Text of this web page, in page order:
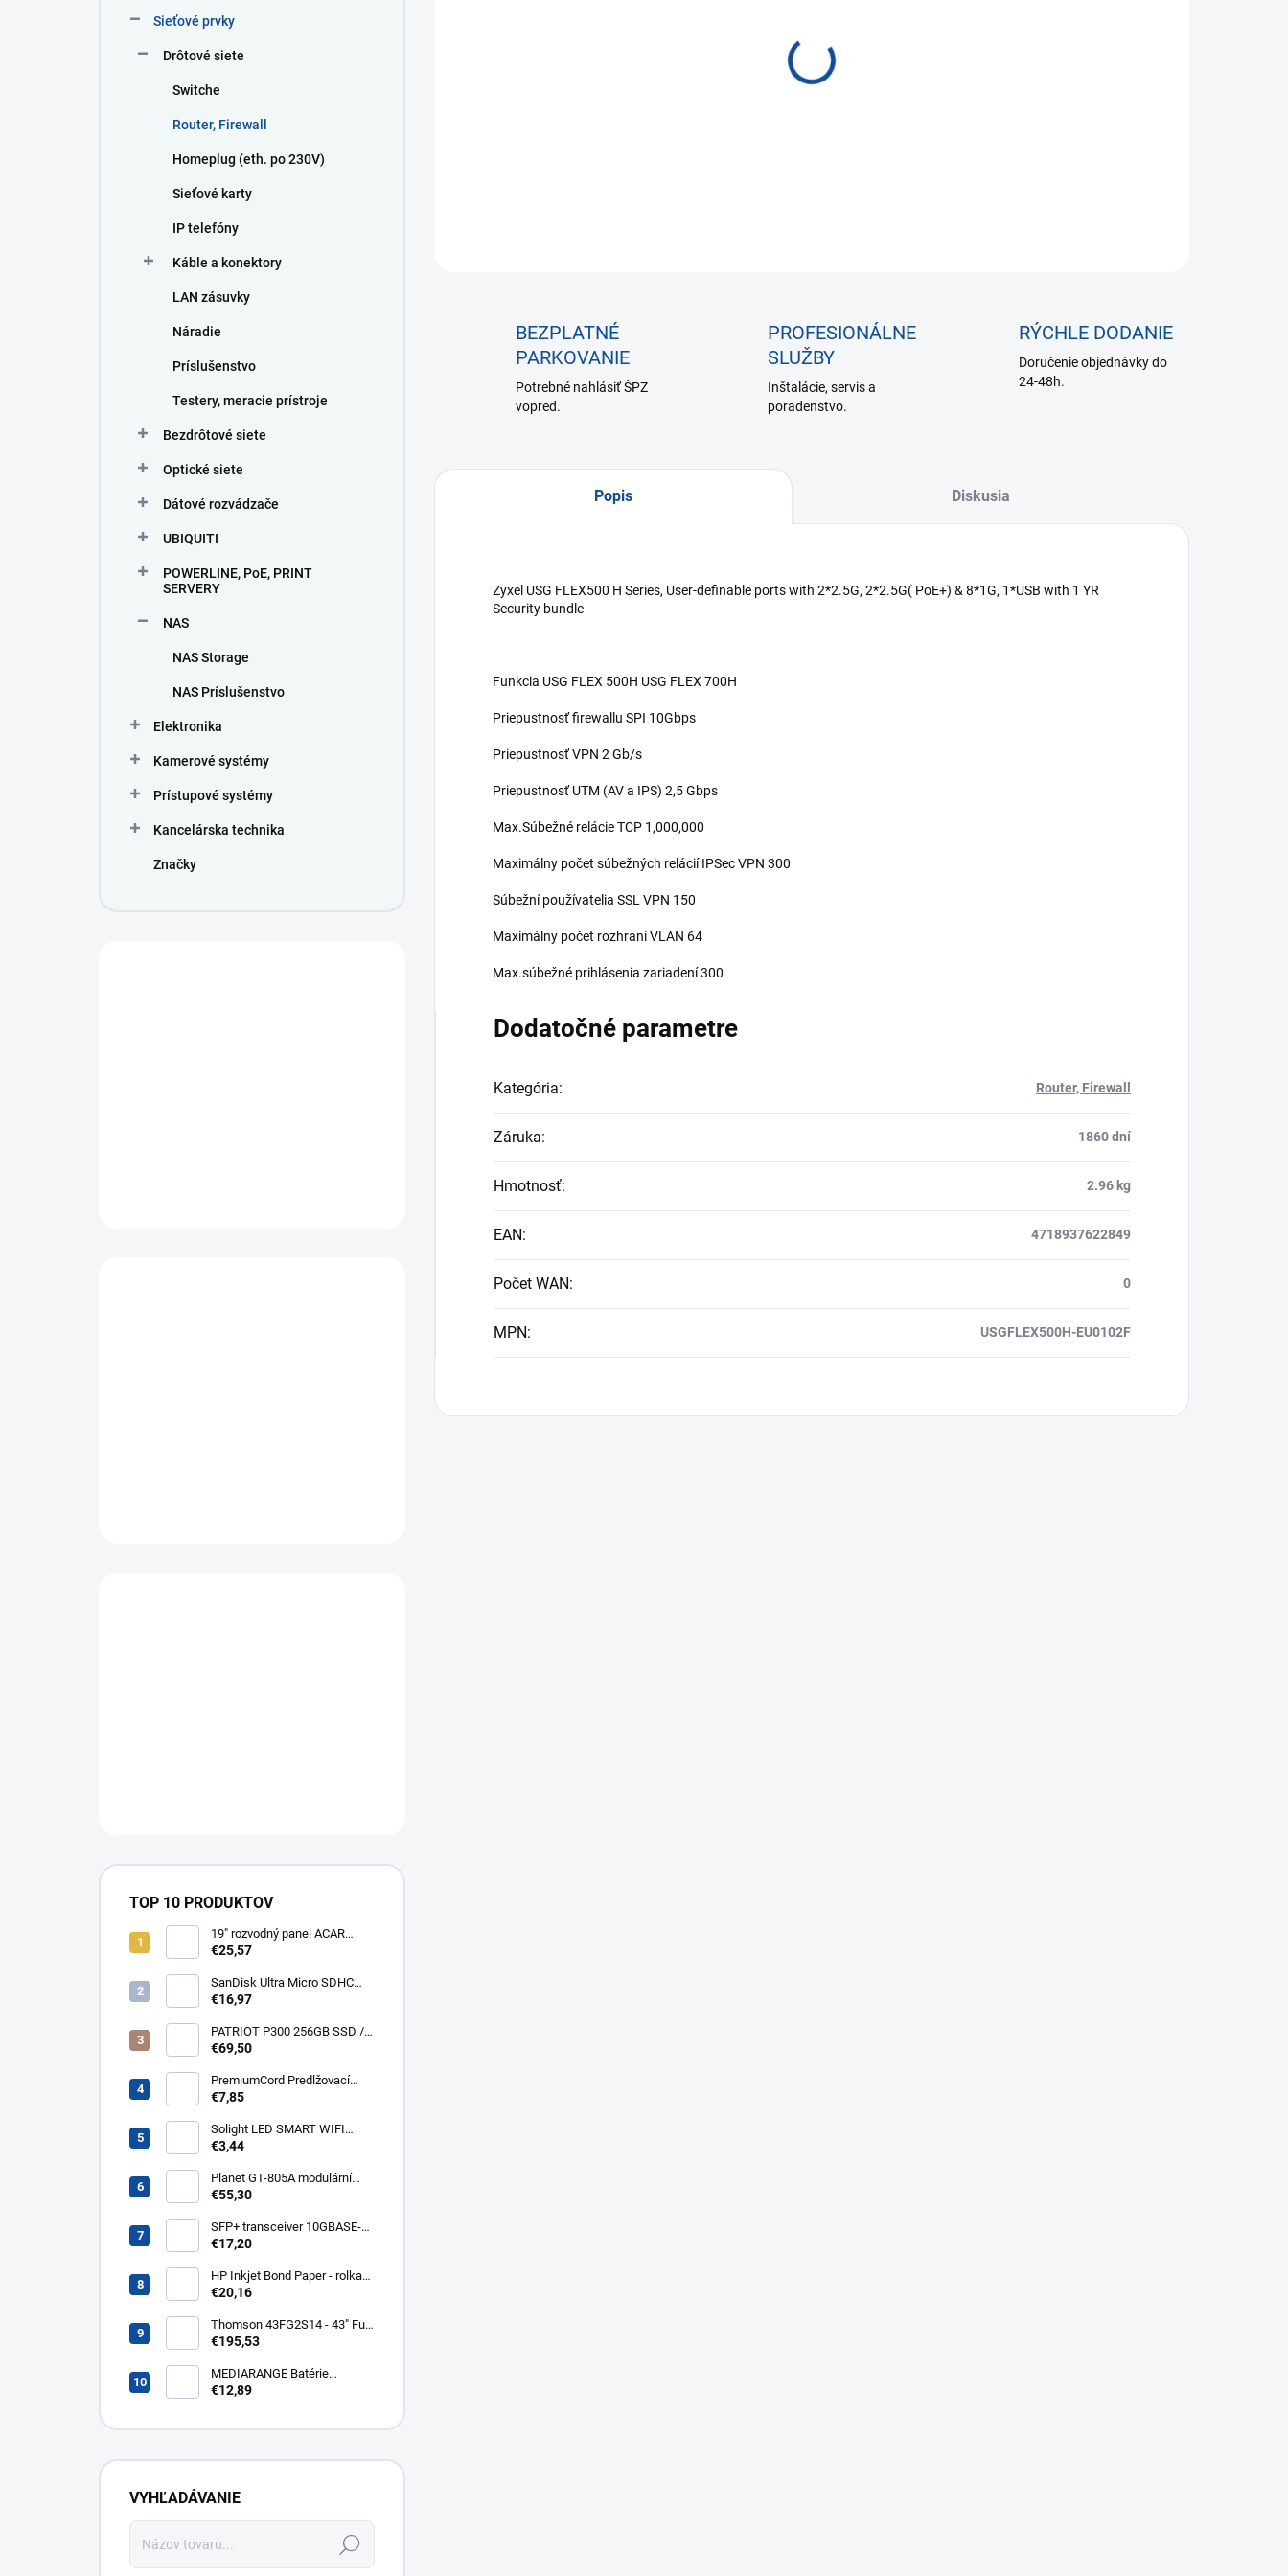
Sieťové prvky
Drôtové siete
Switche
Router, Firewall
Homeplug (eth. po 230V)
Sieťové karty
IP telefóny
Káble a konektory
LAN zásuvky
Náradie
Príslušenstvo
Testery, meracie prístroje
Bezdrôtové siete
Optické siete
Dátové rozvádzače
UBIQUITI
POWERLINE, PoE, PRINT
SERVERY
NAS
NAS Storage
NAS Príslušenstvo
Elektronika
Kamerové systémy
Prístupové systémy
Kancelárska technika
Značky
TOP 10 PRODUKTOV
19" rozvodný panel ACAR
8x230V, vypínač, indikátor
kabel 3m Acar S8 FA
€25,57
SanDisk Ultra Micro SDHC
32GB 120MB/s A1+ada
€16,97
PATRIOT P300 256GB SSD /
Interní / M.2 PCIe Gen3 x4
P300P256GM28
€69,50
PremiumCord Predlžovací
kábel - sieť 230V, IEC 320 C13
€7,85
Solight LED SMART WIFI
žiarovka, GU10, 5W, RGB,
€3,44
Planet GT-805A modulární
konvertor Gigabit
805A
€55,30
SFP+ transceiver 10GBASE-
SR/SW, multirate, MM, OM3-
850nm VCSEL, LC dup., DMI ,
DELL komp.. SFP-PLUS-SR-
€17,20
HP Inkjet Bond Paper - rolka
24'' Q1396A
€20,16
Thomson 43FG2S14 - 43" Full
HD, Google TV, LED, čierny
€195,53
MEDIARANGE Batérie
nabíjateľné AAA, USB-C, 4ks
€12,89
VYHĽADÁVANIE
Hľadať
Jednotková
cena:
NA SKLADE DO 24 HODÍN
BEZPLATNÉ
PARKOVANIE
Potrebné nahlásiť ŠPZ
vopred.
PROFESIONÁLNE
SLUŽBY
Inštalácie, servis a
poradenstvo.
RÝCHLE DODANIE
Doručenie objednávky do
24-48h.
Popis Diskusia
Zyxel USG FLEX500 H Series, User-definable ports with 2*2.5G, 2*2.5G( PoE+) & 8*1G, 1*USB with 1 YR
Security bundle
Funkcia USG FLEX 500H USG FLEX 700H
Priepustnosť firewallu SPI 10Gbps
Priepustnosť VPN 2 Gb/s
Priepustnosť UTM (AV a IPS) 2,5 Gbps
Max.Súbežné relácie TCP 1,000,000
Maximálny počet súbežných relácií IPSec VPN 300
Súbežní používatelia SSL VPN 150
Maximálny počet rozhraní VLAN 64
Max.súbežné prihlásenia zariadení 300
Dodatočné parametre
Kategória: Router, Firewall
Záruka: 1860 dní
Hmotnosť: 2.96 kg
EAN: 4718937622849
Počet WAN: 0
MPN: USGFLEX500H-EU0102F